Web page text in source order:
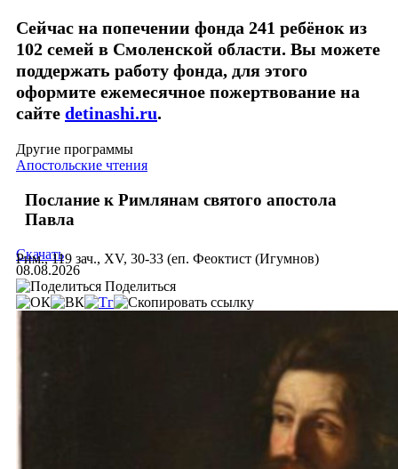
Сейчас на попечении фонда 241 ребёнок из
102 семей в Смоленской области. Вы можете
поддержать работу фонда, для этого
оформите ежемесячное пожертвование на
сайте detinashi.ru.
Другие программы
Апостольские чтения
Послание к Римлянам святого апостола
Павла
Рим., 119 зач., XV, 30-33 (еп. Феоктист (Игумнов)
Скачать
08.08.2026
Поделиться